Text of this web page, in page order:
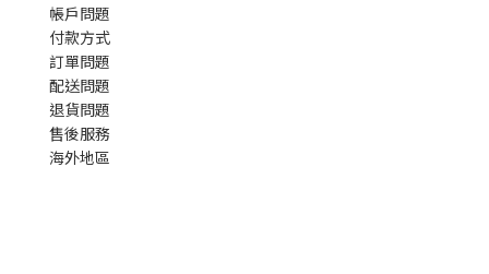
帳戶問題
付款方式
訂單問題
配送問題
退貨問題
售後服務
海外地區